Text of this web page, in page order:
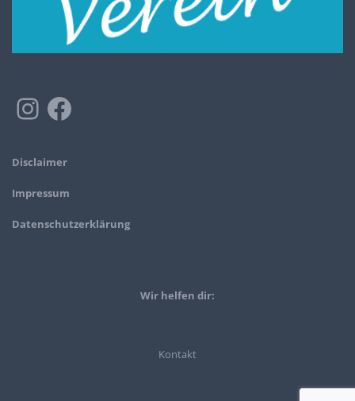
Disclaimer
Impressum
Datenschutzerklärung
Wir helfen dir:
Kontakt